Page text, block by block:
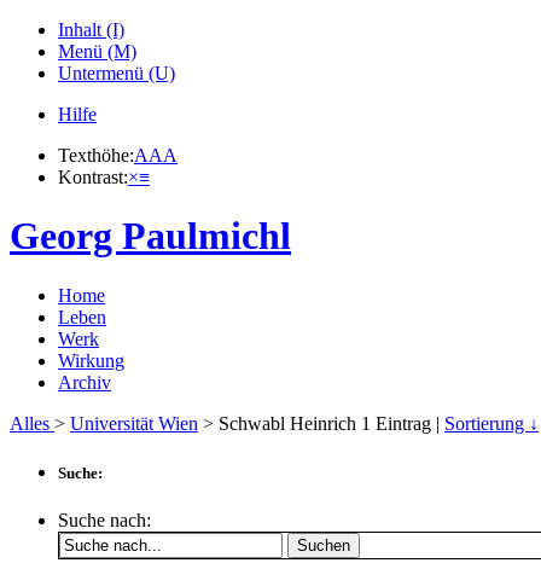
Inhalt (I)
Menü (M)
Untermenü (U)
Hilfe
Texthöhe:AAA
Kontrast:×≡
Georg Paulmichl
Home
Leben
Werk
Wirkung
Archiv
Alles > Universität Wien > Schwabl Heinrich 1 Eintrag | Sortierung ↓
Suche:
Suche nach:
Suchen